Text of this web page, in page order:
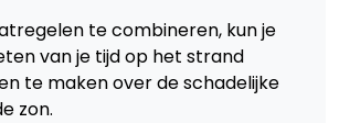
te combineren, kun je
van je tijd op het strand
te maken over de schadelijke
zon.